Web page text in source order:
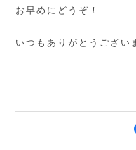
お早めにどうぞ！
いつもありがとうござい